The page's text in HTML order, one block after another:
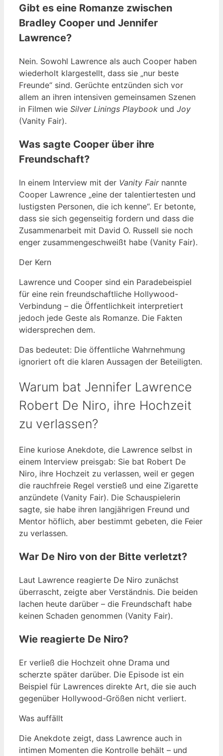
Gibt es eine Romanze zwischen
Bradley Cooper und Jennifer
Lawrence?
Nein. Sowohl Lawrence als auch Cooper haben
wiederholt klargestellt, dass sie „nur beste
Freunde“ sind. Gerüchte entzünden sich vor
allem an ihren intensiven gemeinsamen Szenen
in Filmen wie Silver Linings Playbook und Joy
(Vanity Fair).
Was sagte Cooper über ihre
Freundschaft?
In einem Interview mit der Vanity Fairnannte
Cooper Lawrence „eine der talentiertesten und
lustigsten Personen, die ich kenne“. Er betonte,
dass sie sich gegenseitig fordern und dass die
Zusammenarbeit mit David O. Russell sie noch
enger zusammengeschweißt habe (Vanity Fair).
Der Kern
Lawrence und Cooper sind ein Paradebeispiel
für eine rein freundschaftliche Hollywood-
Verbindung – die Öffentlichkeit interpretiert
jedoch jede Geste als Romanze. Die Fakten
widersprechen dem.
Das bedeutet: Die öffentliche Wahrnehmung
ignoriert oft die klaren Aussagen der Beteiligten.
Warum bat Jennifer Lawrence
Robert De Niro, ihre Hochzeit
zu verlassen?
Eine kuriose Anekdote, die Lawrence selbst in
einem Interview preisgab: Sie bat Robert De
Niro, ihre Hochzeit zu verlassen, weil er gegen
die rauchfreie Regel verstieß und eine Zigarette
anzündete (Vanity Fair). Die Schauspielerin
sagte, sie habe ihren langjährigen Freund und
Mentor höflich, aber bestimmt gebeten, die Feier
zu verlassen.
War De Niro von der Bitte verletzt?
Laut Lawrence reagierte De Niro zunächst
überrascht, zeigte aber Verständnis. Die beiden
lachen heute darüber – die Freundschaft habe
keinen Schaden genommen (Vanity Fair).
Wie reagierte De Niro?
Er verließ die Hochzeit ohne Drama und
scherzte später darüber. Die Episode ist ein
Beispiel für Lawrences direkte Art, die sie auch
gegenüber Hollywood-Größen nicht verliert.
Was auffällt
Die Anekdote zeigt, dass Lawrence auch in
intimen Momenten die Kontrolle behält – und